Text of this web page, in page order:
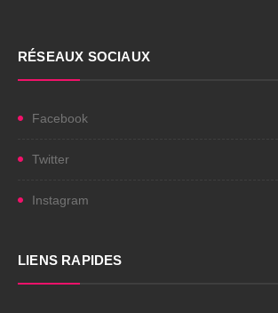
RÉSEAUX SOCIAUX
Facebook
Twitter
Instagram
LIENS RAPIDES